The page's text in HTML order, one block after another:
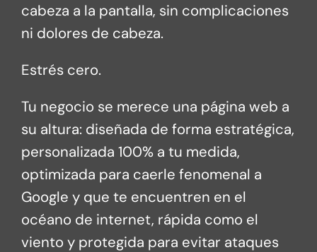
cabeza a la pantalla, sin complicaciones
ni dolores de cabeza.
Estrés cero.
Tu negocio se merece una página web a
su altura: diseñada de forma estratégica,
personalizada 100% a tu medida,
optimizada para caerle fenomenal a
Google y que te encuentren en el
océano de internet, rápida como el
viento y protegida para evitar ataques